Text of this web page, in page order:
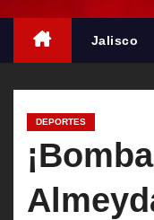
Jalisco
DEPORTES